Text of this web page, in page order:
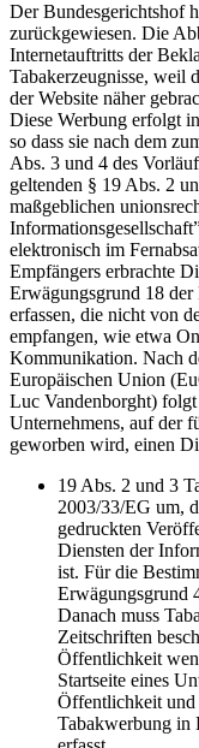
Der Bundesgerichtshof
zurückgewiesen. Die
Internetauftritts der
Tabakerzeugnisse, weil
der Website näher
Diese Werbung erfolgt
so dass sie nach dem
Abs. 3 und 4 des
geltenden § 19 Abs. 2
maßgeblichen
elektronisch im
Empfängers erbrachte
Erwägungsgrund 18
erfassen, die nicht von
empfangen, wie etwa
Kommunikation. Nach
Europäischen Union
Luc Vandenborght) folgt
Unternehmens, auf der
geworben wird, einen
19 Abs. 2 und 3
2003/33/EG um,
gedruckten
Diensten der
ist. Für die
Erwägungsgrund
Danach muss
Zeitschriften
Öffentlichkeit
Startseite eines
Öffentlichkeit und
Tabakwerbung in